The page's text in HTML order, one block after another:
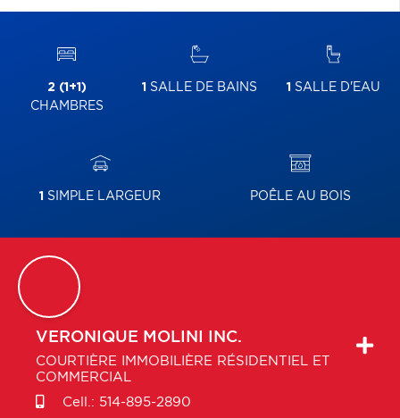
2 (1+1)
CHAMBRES
1 SALLE DE BAINS 1 SALLE D'EAU
1 SIMPLE LARGEUR POÊLE AU BOIS
VERONIQUE MOLINI INC.
COURTIÈRE IMMOBILIÈRE RÉSIDENTIEL ET
COMMERCIAL
Cell.: 514-895-2890